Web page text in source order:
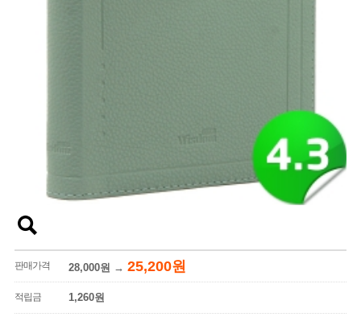
판매가격 28,000원 → 25,200원
적립금 1,260원